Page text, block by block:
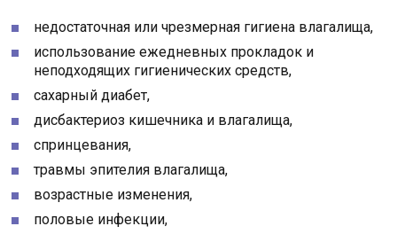
недостаточная или чрезмерная гигиена влагалища,
использование ежедневных прокладок и
неподходящих гигиенических средств,
сахарный диабет,
дисбактериоз кишечника и влагалища,
спринцевания,
травмы эпителия влагалища,
возрастные изменения,
половые инфекции,